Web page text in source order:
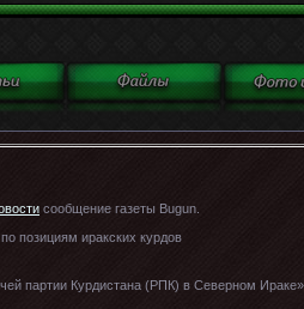
сообщение газеты Bugun.
партии Курдистана (РПК) в Северном